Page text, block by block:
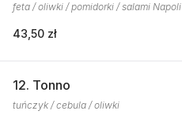
feta / oliwki / pomidorki / salami Napoli
43,50 zł
12. Tonno
tuńczyk / cebula / oliwki